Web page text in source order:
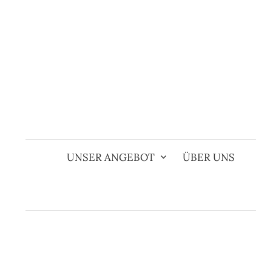
UNSER ANGEBOT ÜBER UNS